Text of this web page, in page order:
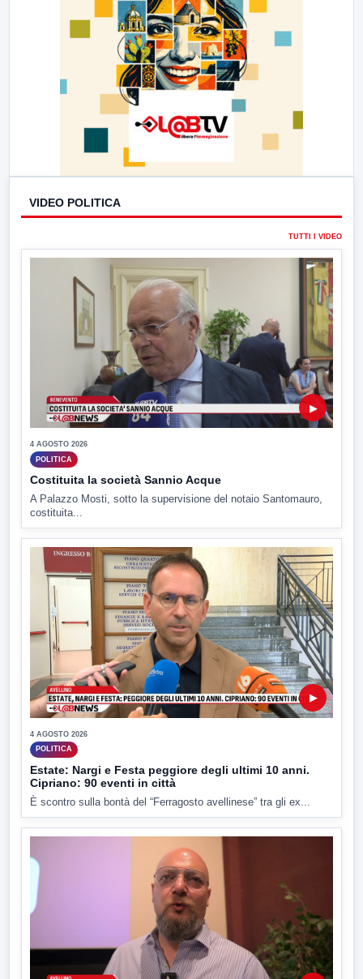
VIDEO POLITICA
TUTTI I VIDEO
▶
4 AGOSTO 2026
POLITICA
Costituita la società Sannio Acque
A Palazzo Mosti, sotto la supervisione del notaio Santomauro,
costituita...
▶
4 AGOSTO 2026
POLITICA
Estate: Nargi e Festa peggiore degli ultimi 10 anni.
Cipriano: 90 eventi in città
È scontro sulla bontà del “Ferragosto avellinese” tra gli ex...